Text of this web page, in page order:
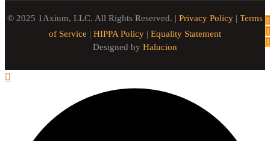
© 2025 1Axium, LLC. All Rights Reserved. | Privacy Policy | Terms
of Service | HIPPA Policy | Equality Statement
Designed by Halucion